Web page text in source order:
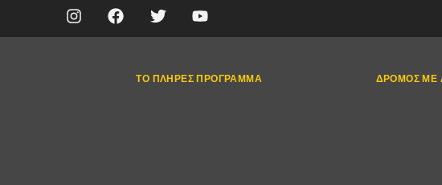
ΤΟ ΠΛΉΡΕΣ ΠΡΌΓΡΑΜΜΑ ΔΡΌΜΟΣ ΜΕ